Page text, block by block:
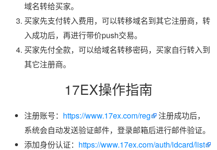
域名转给买家。
买家先支付转入费用，可以转移域名到其它注册商，转
入成功后，再进行带价push交易。
买家先付全款，可以给域名转移密码，买家自行转入到
其它注册商。
17EX操作指南
注册账号： https://www.17ex.com/reg
注册成功后，
系统会自动发送验证邮件，登录邮箱后进行邮件验证。
添加身份认证： https://www.17ex.com/auth/idcard/list